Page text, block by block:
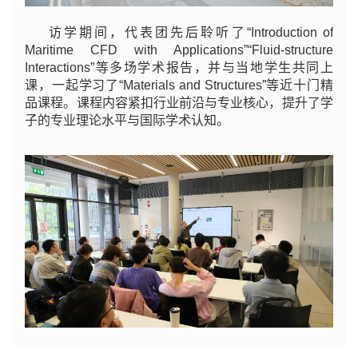
访学期间，代表团先后聆听了“Introduction of
Maritime CFD with Applications”“Fluid-structure
Interactions”等多场学术报告，并与当地学生共同上
课，一起学习了“Materials and Structures”等近十门精
品课程。课程内容紧扣行业前沿与专业核心，提升了学
子的专业理论水平与国际学术认知。